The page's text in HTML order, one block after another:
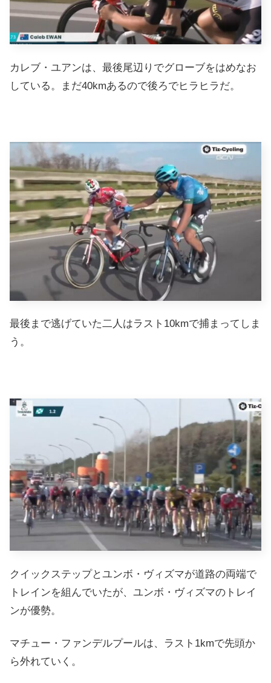
カレブ・ユアンは、最後尾辺りでグローブをはめなお
している。まだ40kmあるので後ろでヒラヒラだ。
最後まで逃げていた二人はラスト10kmで捕まってしま
う。
クイックステップとユンボ・ヴィズマが道路の両端で
トレインを組んでいたが、ユンボ・ヴィズマのトレイ
ンが優勢。
マチュー・ファンデルプールは、ラスト1kmで先頭か
ら外れていく。